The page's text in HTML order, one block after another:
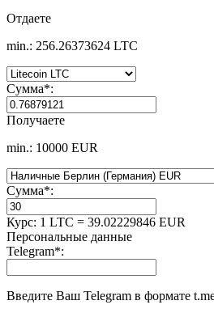
Отдаете
min.: 256.26373624 LTC
Сумма*:
Получаете
min.: 10000 EUR
Сумма*:
Курс: 1 LTC = 39.02229846 EUR
Персональные данные
Telegram*:
Введите Ваш Telegram в формате